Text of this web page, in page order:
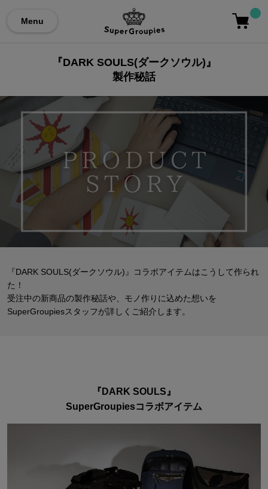
Menu
『DARK SOULS(ダークソウル)』
製作秘話
『DARK SOULS(ダークソウル)』コラボアイテムはこうして作られ
た！
受注中の新商品の製作秘話や、モノ作りに込めた想いを
SuperGroupiesスタッフが詳しくご紹介します。
『DARK SOULS』
SuperGroupiesコラボアイテム